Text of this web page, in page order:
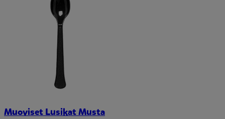
Muoviset Lusikat Musta